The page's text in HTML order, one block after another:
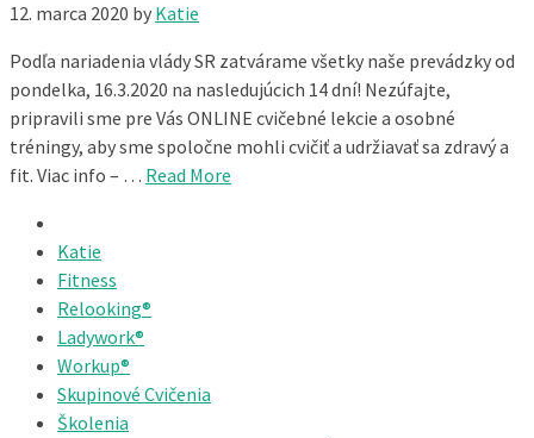
12. marca 2020 by Katie
Podľa nariadenia vlády SR zatvárame všetky naše prevádzky od
pondelka, 16.3.2020 na nasledujúcich 14 dní! Nezúfajte,
pripravili sme pre Vás ONLINE cvičebné lekcie a osobné
tréningy, aby sme spoločne mohli cvičiť a udržiavať sa zdravý a
fit. Viac info – … Read More
Katie
Fitness
Relooking®
Ladywork®
Workup®
Skupinové Cvičenia
Školenia